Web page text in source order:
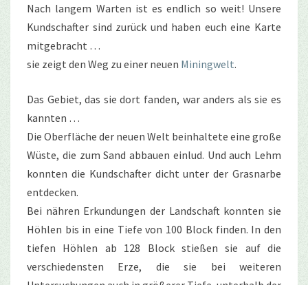
Nach langem Warten ist es endlich so weit! Unsere
Kundschafter sind zurück und haben euch eine Karte
mitgebracht …
sie zeigt den Weg zu einer neuen Miningwelt.
Das Gebiet, das sie dort fanden, war anders als sie es
kannten …
Die Oberfläche der neuen Welt beinhaltete eine große
Wüste, die zum Sand abbauen einlud. Und auch Lehm
konnten die Kundschafter dicht unter der Grasnarbe
entdecken.
Bei nähren Erkundungen der Landschaft konnten sie
Höhlen bis in eine Tiefe von 100 Block finden. In den
tiefen Höhlen ab 128 Block stießen sie auf die
verschiedensten Erze, die sie bei weiteren